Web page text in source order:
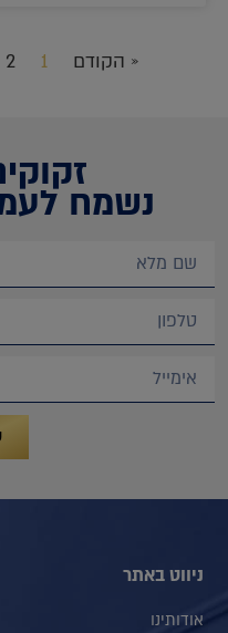
« הקודם 1
2
נשמח
ניווט באתר
אודותינו